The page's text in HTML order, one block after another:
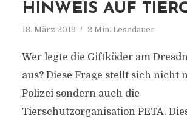
HINWEIS AUF
18. März 2019 2 Min. Lesedauer
Wer legte die Giftköder am
aus? Diese Frage stellt sich nicht
Polizei sondern auch die
Tierschutzorganisation PETA.